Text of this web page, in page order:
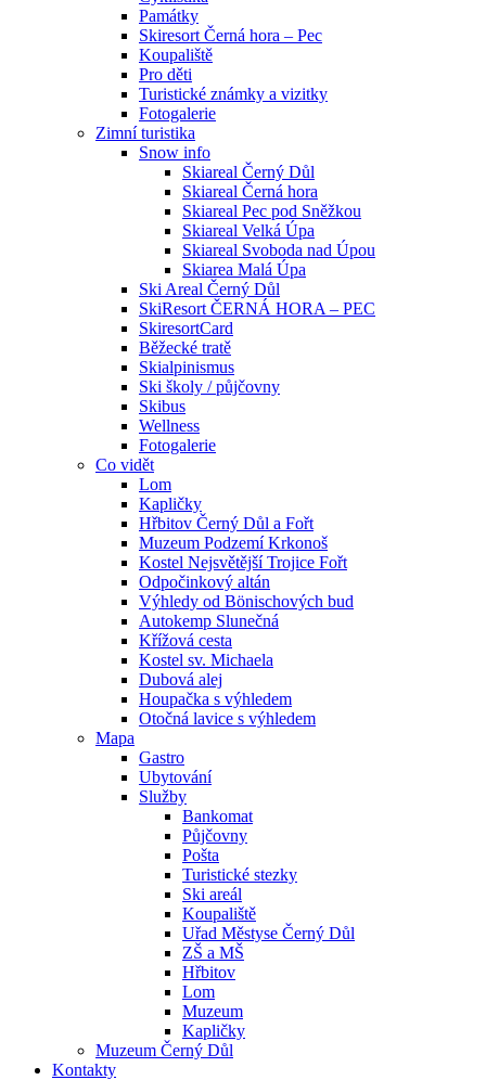
Památky
Skiresort Černá hora – Pec
Koupaliště
Pro děti
Turistické známky a vizitky
Fotogalerie
Zimní turistika
Snow info
Skiareal Černý Důl
Skiareal Černá hora
Skiareal Pec pod Sněžkou
Skiareal Velká Úpa
Skiareal Svoboda nad Úpou
Skiarea Malá Úpa
Ski Areal Černý Důl
SkiResort ČERNÁ HORA – PEC
SkiresortCard
Běžecké tratě
Skialpinismus
Ski školy / půjčovny
Skibus
Wellness
Fotogalerie
Co vidět
Lom
Kapličky
Hřbitov Černý Důl a Fořt
Muzeum Podzemí Krkonoš
Kostel Nejsvětější Trojice Fořt
Odpočinkový altán
Výhledy od Bönischových bud
Autokemp Slunečná
Křížová cesta
Kostel sv. Michaela
Dubová alej
Houpačka s výhledem
Otočná lavice s výhledem
Mapa
Gastro
Ubytování
Služby
Bankomat
Půjčovny
Pošta
Turistické stezky
Ski areál
Koupaliště
Uřad Městyse Černý Důl
ZŠ a MŠ
Hřbitov
Lom
Muzeum
Kapličky
Muzeum Černý Důl
Kontakty